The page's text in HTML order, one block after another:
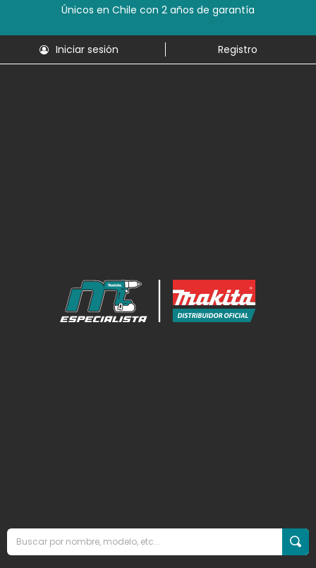
Únicos en Chile con 2 años de garantía
Iniciar sesión Registro